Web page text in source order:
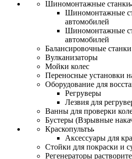
Шиномонтажные станки
Шиномонтажные
автомобилей
Шиномонтажные
автомобилей
Балансировочные станки
Вулканизаторы
Мойки колес
Переносные установки
Оборудование для
Регруверы
Лезвия для
Ванны для проверки
Бустеры (Взрывные
Краскопульты
Аксессуары для
Стойки для покраски и
Регенераторы